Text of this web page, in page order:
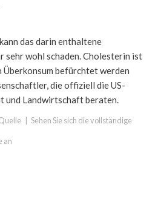
das darin enthaltene
sehr wohl schaden. Cholesterin ist
Überkonsum befürchtet werden
die offiziell die US-
und Landwirtschaft beraten.
Sehen Sie sich die vollständige
an